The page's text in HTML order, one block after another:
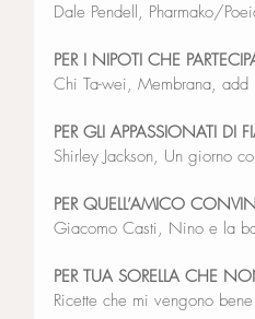
Dale Pendell, Pharmako/
PER I NIPOTI CHE
Chi Ta-wei, Membrana, add
PER GLI APPASSIONATI DI
Shirley Jackson, Un giorno
PER QUELL’AMICO
Giacomo Casti, Nino e la
PER TUA SORELLA CHE
Ricette che mi vengono